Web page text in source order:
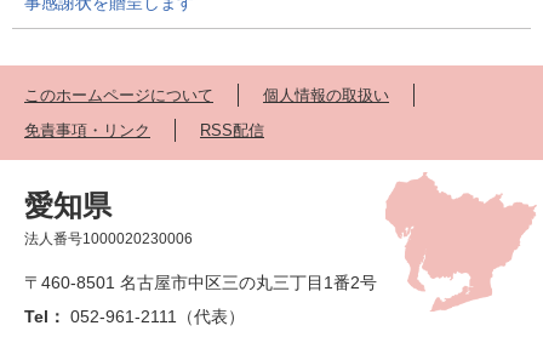
このホームページについて
個人情報の取扱い
免責事項・リンク
RSS配信
愛知県
法人番号1000020230006
〒460-8501 名古屋市中区三の丸三丁目1番2号
Tel： 052-961-2111（代表）